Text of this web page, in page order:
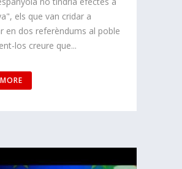
els que van cridar a
en dos referèndums al poble
los creure que...